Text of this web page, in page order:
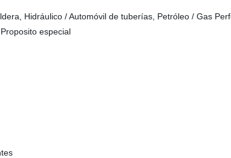
Hidráulico / Automóvil de tuberías, Petróleo / Gas
especial